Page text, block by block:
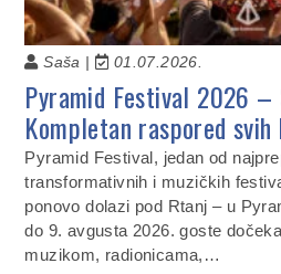
Saša | 01.07.2026.
Pyramid Festival 2026 –
Kompletan raspored
Pyramid Festival, jedan od
transformativnih i muzičkih
ponovo dolazi pod Rtanj – u
do 9. avgusta 2026. goste
muzikom, radionicama,…